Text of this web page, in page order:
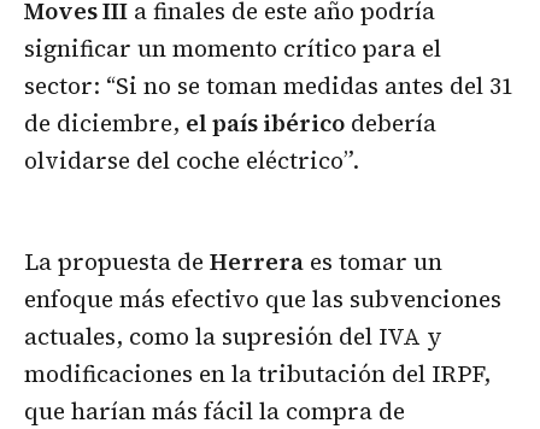
Moves III a finales de este año podría
significar un momento crítico para el
sector: “Si no se toman medidas antes del 31
de diciembre, el país ibérico debería
olvidarse del coche eléctrico”.
La propuesta de Herrera es tomar un
enfoque más efectivo que las subvenciones
actuales, como la supresión del IVA y
modificaciones en la tributación del IRPF,
que harían más fácil la compra de